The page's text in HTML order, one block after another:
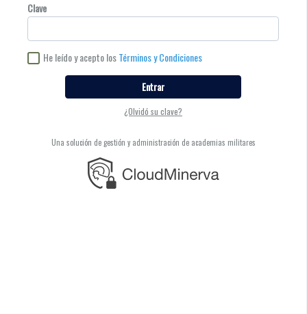
Clave
He leído y acepto losTérminos y Condiciones
Entrar
¿Olvidó su clave?
Una solución de gestión y administración de academias militares